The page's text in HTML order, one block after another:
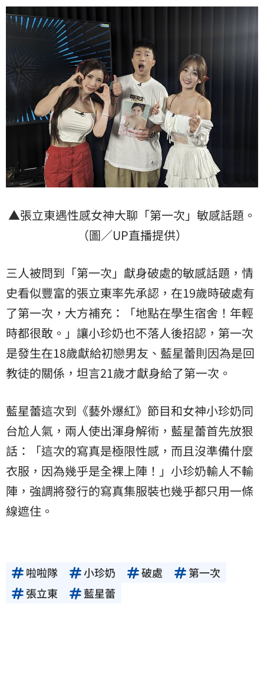
▲張立東遇性感女神大聊「第一次」敏感話題。
（圖／UP直播提供）
三人被問到「第一次」獻身破處的敏感話題，情
史看似豐富的張立東率先承認，在19歲時破處有
了第一次，大方補充：「地點在學生宿舍！年輕
時都很敢。」讓小珍奶也不落人後招認，第一次
是發生在18歲獻給初戀男友、藍星蕾則因為是回
教徒的關係，坦言21歲才獻身給了第一次。
藍星蕾這次到《藝外爆紅》節目和女神小珍奶同
台尬人氣，兩人使出渾身解術，藍星蕾首先放狠
話：「這次的寫真是極限性感，而且沒準備什麼
衣服，因為幾乎是全裸上陣！」小珍奶輸人不輸
陣，強調將發行的寫真集服裝也幾乎都只用一條
線遮住。
啦啦隊 小珍奶 破處
第一次
張立東
藍星蕾